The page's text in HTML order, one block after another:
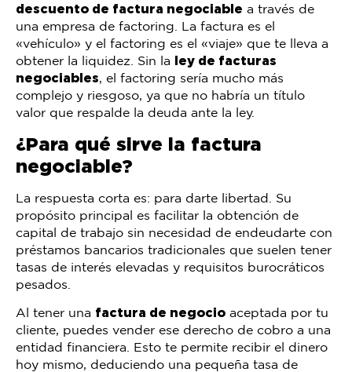
descuento de factura negociable a través de
una empresa de factoring. La factura es el
«vehículo» y el factoring es el «viaje» que te lleva a
obtener la liquidez. Sin la
ley de facturas
negociables, el factoring sería mucho más
complejo y riesgoso, ya que no habría un título
valor que respalde la deuda ante la ley.
¿Para qué sirve la factura
negociable?
La respuesta corta es: para darte libertad. Su
propósito principal es facilitar la obtención de
capital de trabajo sin necesidad de endeudarte con
préstamos bancarios tradicionales que suelen tener
tasas de interés elevadas y requisitos burocráticos
pesados.
Al tener una factura de negocio aceptada por tu
cliente, puedes vender ese derecho de cobro a una
entidad financiera. Esto te permite recibir el dinero
hoy mismo, deduciendo una pequeña tasa de